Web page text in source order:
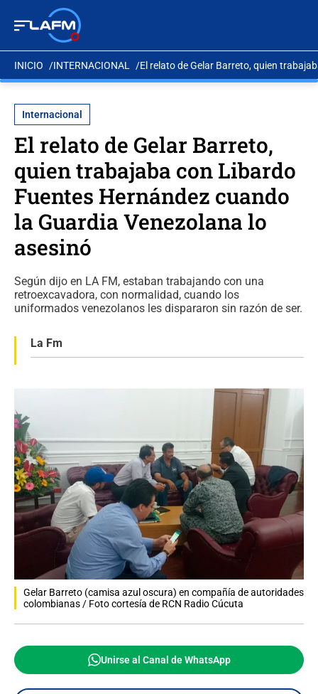
INICIO INTERNACIONAL El relato de Gelar Barreto, quien
Internacional
El relato de Gelar Barreto,
quien trabajaba con Libardo
Fuentes Hernández cuando
la Guardia Venezolana lo
asesinó
Según dijo en LA FM, estaban trabajando con una
retroexcavadora, con normalidad, cuando los
uniformados venezolanos les dispararon sin razón de ser.
La Fm
Gelar Barreto (camisa azul oscura) en compañía de autoridades
colombianas / Foto cortesía de RCN Radio Cúcuta
Unirse al Canal de WhatsApp